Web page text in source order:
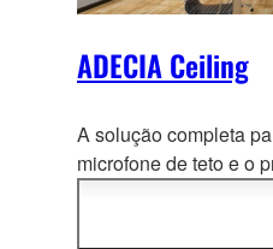
ADECIA Ceiling
A solução completa
microfone de teto e o
amplamente